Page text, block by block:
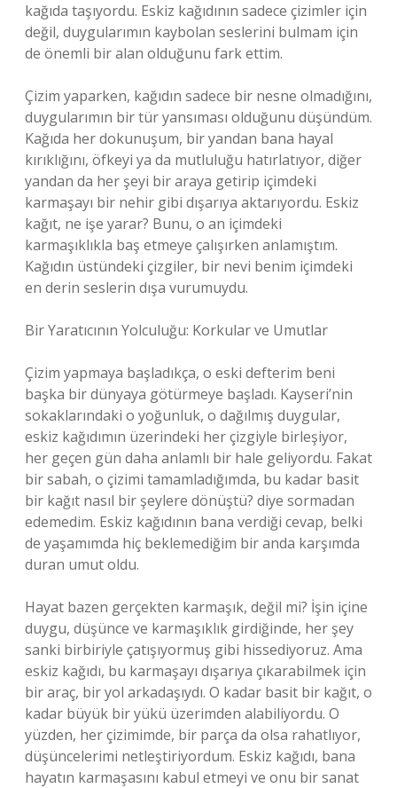
kağıda taşıyordu. Eskiz kağıdının sadece çizimler için
değil, duygularımın kaybolan seslerini bulmam için
de önemli bir alan olduğunu fark ettim.
Çizim yaparken, kağıdın sadece bir nesne olmadığını,
duygularımın bir tür yansıması olduğunu düşündüm.
Kağıda her dokunuşum, bir yandan bana hayal
kırıklığını, öfkeyi ya da mutluluğu hatırlatıyor, diğer
yandan da her şeyi bir araya getirip içimdeki
karmaşayı bir nehir gibi dışarıya aktarıyordu. Eskiz
kağıt, ne işe yarar? Bunu, o an içimdeki
karmaşıklıkla baş etmeye çalışırken anlamıştım.
Kağıdın üstündeki çizgiler, bir nevi benim içimdeki
en derin seslerin dışa vurumuydu.
Bir Yaratıcının Yolculuğu: Korkular ve Umutlar
Çizim yapmaya başladıkça, o eski defterim beni
başka bir dünyaya götürmeye başladı. Kayseri’nin
sokaklarındaki o yoğunluk, o dağılmış duygular,
eskiz kağıdımın üzerindeki her çizgiyle birleşiyor,
her geçen gün daha anlamlı bir hale geliyordu. Fakat
bir sabah, o çizimi tamamladığımda, bu kadar basit
bir kağıt nasıl bir şeylere dönüştü? diye sormadan
edemedim. Eskiz kağıdının bana verdiği cevap, belki
de yaşamımda hiç beklemediğim bir anda karşımda
duran umut oldu.
Hayat bazen gerçekten karmaşık, değil mi? İşin içine
duygu, düşünce ve karmaşıklık girdiğinde, her şey
sanki birbiriyle çatışıyormuş gibi hissediyoruz. Ama
eskiz kağıdı, bu karmaşayı dışarıya çıkarabilmek için
bir araç, bir yol arkadaşıydı. O kadar basit bir kağıt, o
kadar büyük bir yükü üzerimden alabiliyordu. O
yüzden, her çizimimde, bir parça da olsa rahatlıyor,
düşüncelerimi netleştiriyordum. Eskiz kağıdı, bana
hayatın karmaşasını kabul etmeyi ve onu bir sanat